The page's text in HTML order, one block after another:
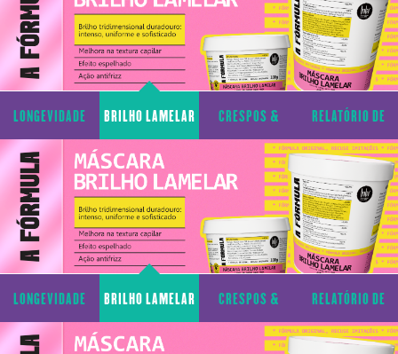
CAPILAR CACHOS TRANSPARÊNCIA
CACHOS TRANSPARÊNCIA